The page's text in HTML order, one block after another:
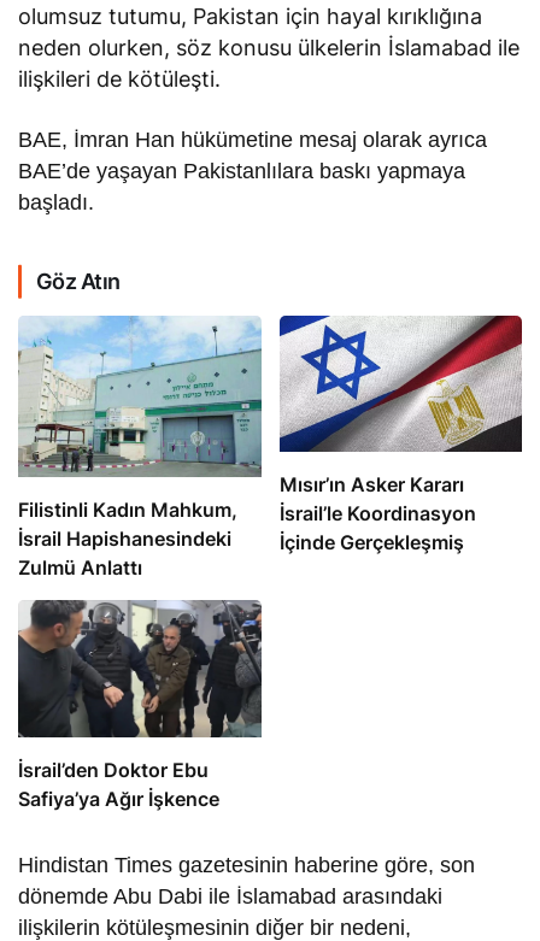
olumsuz tutumu, Pakistan için hayal kırıklığına
neden olurken, söz konusu ülkelerin İslamabad ile
ilişkileri de kötüleşti.
BAE, İmran Han hükümetine mesaj olarak ayrıca
BAE’de yaşayan Pakistanlılara baskı yapmaya
başladı.
Göz Atın
Filistinli Kadın Mahkum,
İsrail Hapishanesindeki
Zulmü Anlattı
Mısır’ın Asker Kararı
İsrail’le Koordinasyon
İçinde Gerçekleşmiş
İsrail’den Doktor Ebu
Safiya’ya Ağır İşkence
Hindistan Times gazetesinin haberine göre, son
dönemde Abu Dabi ile İslamabad arasındaki
ilişkilerin kötüleşmesinin diğer bir nedeni,